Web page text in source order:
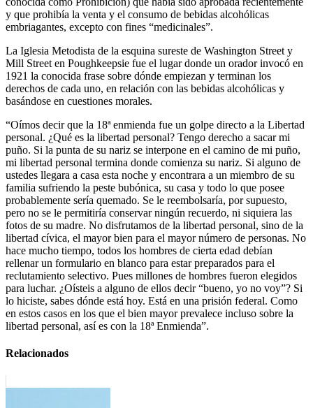
y que prohibía la venta y el consumo de bebidas alcohólicas
embriagantes, excepto con fines “medicinales”.
La Iglesia Metodista de la esquina sureste de Washington Street y
Mill Street en Poughkeepsie fue el lugar donde un orador invocó en
1921 la conocida frase sobre dónde empiezan y terminan los
derechos de cada uno, en relación con las bebidas alcohólicas y
basándose en cuestiones morales.
“Oímos decir que la 18ª enmienda fue un golpe directo a la Libertad
personal. ¿Qué es la libertad personal? Tengo derecho a sacar mi
puño. Si la punta de su nariz se interpone en el camino de mi puño,
mi libertad personal termina donde comienza su nariz. Si alguno de
ustedes llegara a casa esta noche y encontrara a un miembro de su
familia sufriendo la peste bubónica, su casa y todo lo que posee
probablemente sería quemado. Se le reembolsaría, por supuesto,
pero no se le permitiría conservar ningún recuerdo, ni siquiera las
fotos de su madre. No disfrutamos de la libertad personal, sino de la
libertad cívica, el mayor bien para el mayor número de personas. No
hace mucho tiempo, todos los hombres de cierta edad debían
rellenar un formulario en blanco para estar preparados para el
reclutamiento selectivo. Pues millones de hombres fueron elegidos
para luchar. ¿Oísteis a alguno de ellos decir “bueno, yo no voy”? Si
lo hiciste, sabes dónde está hoy. Está en una prisión federal. Como
en estos casos en los que el bien mayor prevalece incluso sobre la
libertad personal, así es con la 18ª Enmienda”.
Relacionados